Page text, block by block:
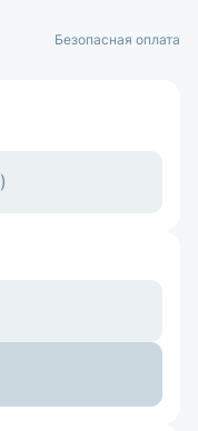
Безопасная оплата